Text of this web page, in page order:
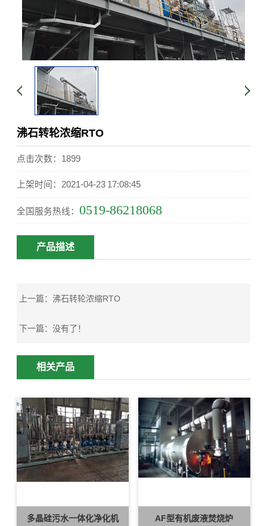
沸石转轮浓缩RTO
点击次数：1899
上架时间：2021-04-23 17:08:45
全国服务热线：0519-86218068
产品描述
上一篇： 沸石转轮浓缩RTO
下一篇：没有了！
相关产品
多晶硅污水一体化净化机 AF型有机废液焚烧炉